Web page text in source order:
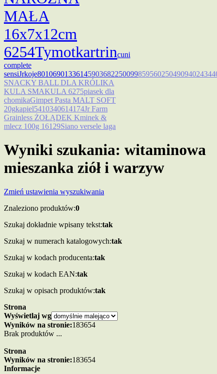
MAŁA
16x7x12cm
6254Tymotkartrincuni
complete
sensiJrkoje801069013361459036822500998595602504909
SNACKY BALL DLA KRÓLIKA
KULA SMAKULA 6275piasek dla
chomikaGimpet Pasta MALT SOFT
20gkapiel5410340614174Jr Farm
Grainless ŻOŁĄDEK Kminek &
mlecz 100g 16129Siano versele laga
Wyniki szukania: witaminowa
mieszanka ziół i warzyw
Zmień ustawienia wyszukiwania
Znaleziono produktów:0
Szukaj dokładnie wpisany tekst:tak
Szukaj w numerach katalogowych:tak
Szukaj w kodach producenta:tak
Szukaj w kodach EAN:tak
Szukaj w opisach produktów:tak
Strona
Wyświetlaj wg
Wyników na stronie:183654
Brak produktów ...
Strona
Wyników na stronie:183654
Informacje